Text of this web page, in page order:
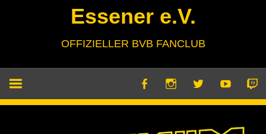
Essener e.V.
OFFIZIELLER BVB FANCLUB